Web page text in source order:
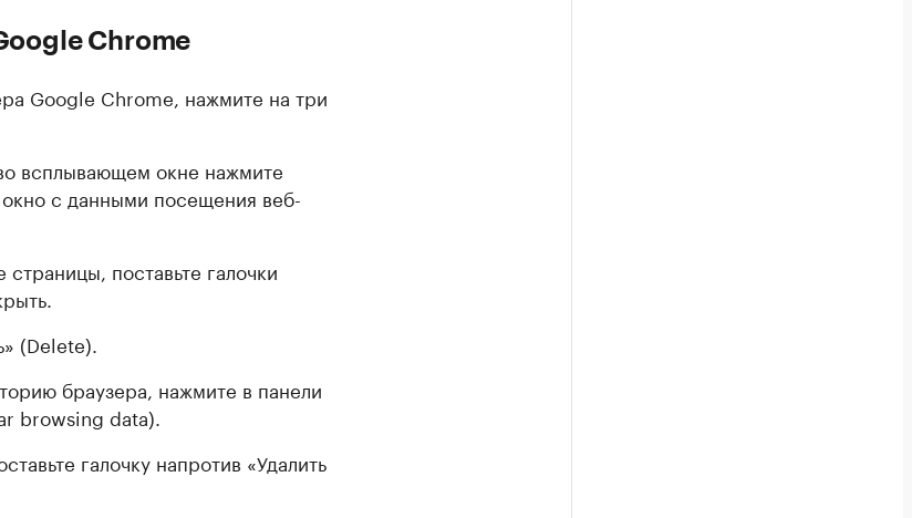
Chrome
Google Chrome, нажмите на три
всплывающем окне нажмите
с данными посещения веб-
поставьте галочки
(Delete).
браузера, нажмите в панели
browsing data).
галочку напротив «Удалить